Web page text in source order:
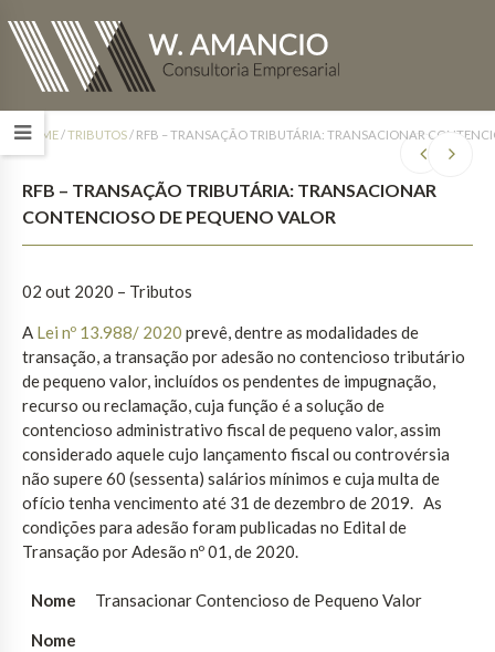
HOME/TRIBUTOS/ RFB – TRANSAÇÃO TRIBUTÁRIA: TRANSACIONAR
RFB – TRANSAÇÃO TRIBUTÁRIA: TRANSACIONAR
CONTENCIOSO DE PEQUENO VALOR
02 out 2020 – Tributos
A Lei nº 13.988/ 2020 prevê, dentre as modalidades de
transação, a transação por adesão no contencioso tributário
de pequeno valor, incluídos os pendentes de impugnação,
recurso ou reclamação, cuja função é a solução de
contencioso administrativo fiscal de pequeno valor, assim
considerado aquele cujo lançamento fiscal ou controvérsia
não supere 60 (sessenta) salários mínimos e cuja multa de
ofício tenha vencimento até 31 de dezembro de 2019. As
condições para adesão foram publicadas no Edital de
Transação por Adesão nº 01, de 2020.
Nome
Transacionar Contencioso de Pequeno Valor
Nome